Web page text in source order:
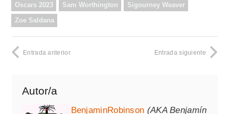
Oscars 2023 Sam Worthington Sigourney Weaver
Zoe Saldana
Entrada anterior Entrada siguiente
Autor/a
BenjaminRobinson (AKA Benjamín